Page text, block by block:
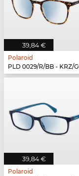
39,84 €
Polaroid
PLD 0029/R/BB - KRZ/
39,84 €
Polaroid